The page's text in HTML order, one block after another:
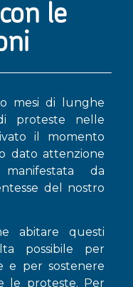
le
mesi di lunghe
proteste nelle
il momento
dato attenzione
da
del nostro
abitare questi
possibile per
e per sostenere
le proteste. Per